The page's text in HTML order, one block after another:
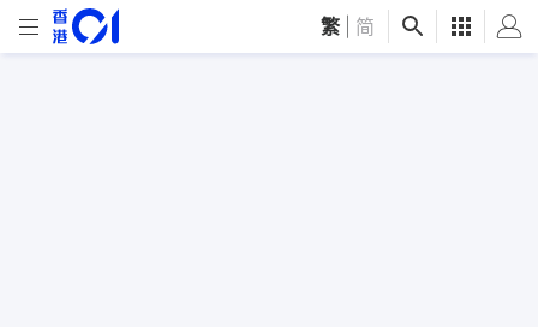
繁 简